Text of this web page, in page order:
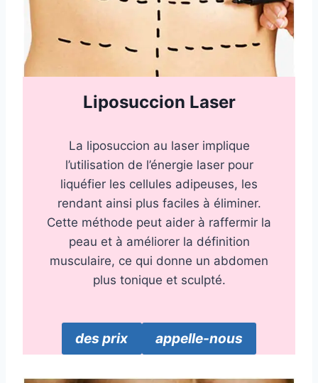
Liposuccion Laser
La liposuccion au laser implique
l’utilisation de l’énergie laser pour
liquéfier les cellules adipeuses, les
rendant ainsi plus faciles à éliminer.
Cette méthode peut aider à raffermir la
peau et à améliorer la définition
musculaire, ce qui donne un abdomen
plus tonique et sculpté.
des prix appelle-nous